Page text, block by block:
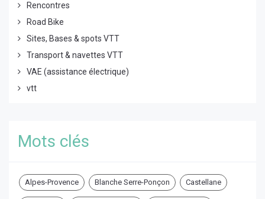
Rencontres
Road Bike
Sites, Bases & spots VTT
Transport & navettes VTT
VAE (assistance électrique)
vtt
Mots clés
Alpes-Provence Blanche Serre-Ponçon Castellane